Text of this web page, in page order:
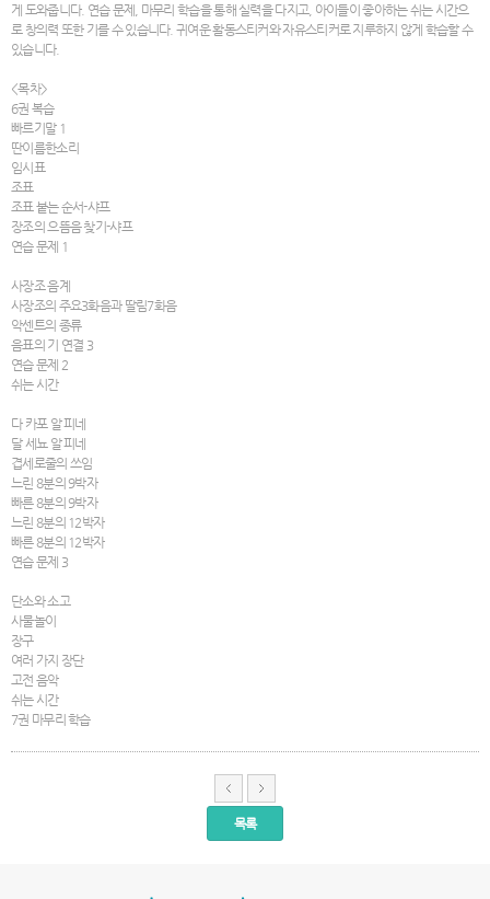
게 도와줍니다. 연습 문제, 마무리 학습을 통해 실력을 다지고, 아이들이 좋아하는 쉬는 시간으
로 창의력 또한 기를 수 있습니다. 귀여운 활동스티커와 자유스티커로 지루하지 않게 학습할 수
있습니다.
<목차>
6권 복습
빠르기말 1
딴이름한소리
임시표
조표
조표 붙는 순서-샤프
장조의 으뜸음 찾기-샤프
연습 문제 1
사장조 음계
사장조의 주요3화음과 딸림7화음
악센트의 종류
음표의 기 연결 3
연습 문제 2
쉬는 시간
다 카포 알 피네
달 세뇨 알 피네
겹세로줄의 쓰임
느린 8분의 9박자
빠른 8분의 9박자
느린 8분의 12박자
빠른 8분의 12박자
연습 문제 3
단소와 소고
사물놀이
장구
여러 가지 장단
고전 음악
쉬는 시간
7권 마무리 학습
목록